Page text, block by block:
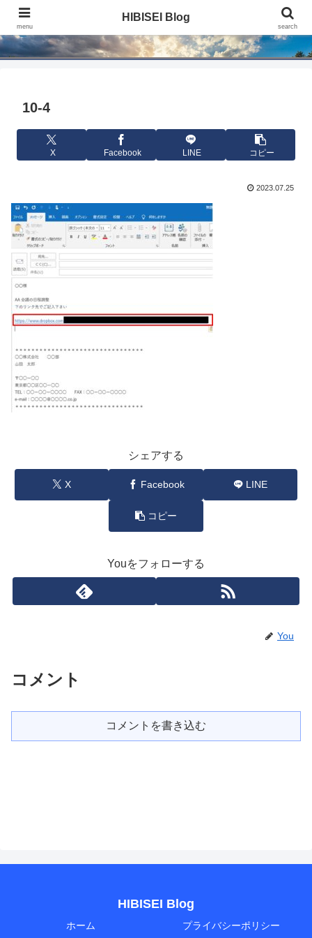
HIBISEI Blog
10-4
X Facebook LINE コピー
2023.07.25
シェアする
X Facebook LINE
コピー
Youをフォローする
You
コメント
コメントを書き込む
HIBISEI Blog
ホーム プライバシーポリシー
menu
HIBISEI Blog
search